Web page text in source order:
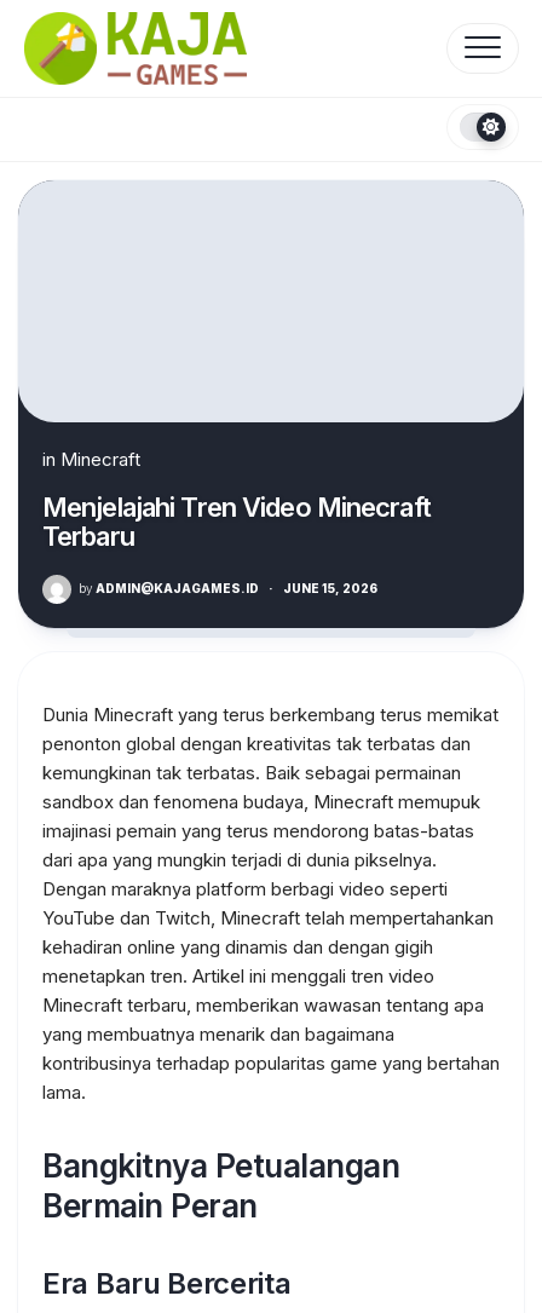
content
in Minecraft
Menjelajahi Tren Video Minecraft
Terbaru
by ADMIN@KAJAGAMES.ID · JUNE 15, 2026
Dunia Minecraft yang terus berkembang terus memikat
penonton global dengan kreativitas tak terbatas dan
kemungkinan tak terbatas. Baik sebagai permainan
sandbox dan fenomena budaya, Minecraft memupuk
imajinasi pemain yang terus mendorong batas-batas
dari apa yang mungkin terjadi di dunia pikselnya.
Dengan maraknya platform berbagi video seperti
YouTube dan Twitch, Minecraft telah mempertahankan
kehadiran online yang dinamis dan dengan gigih
menetapkan tren. Artikel ini menggali tren video
Minecraft terbaru, memberikan wawasan tentang apa
yang membuatnya menarik dan bagaimana
kontribusinya terhadap popularitas game yang bertahan
lama.
Bangkitnya Petualangan
Bermain Peran
Era Baru Bercerita